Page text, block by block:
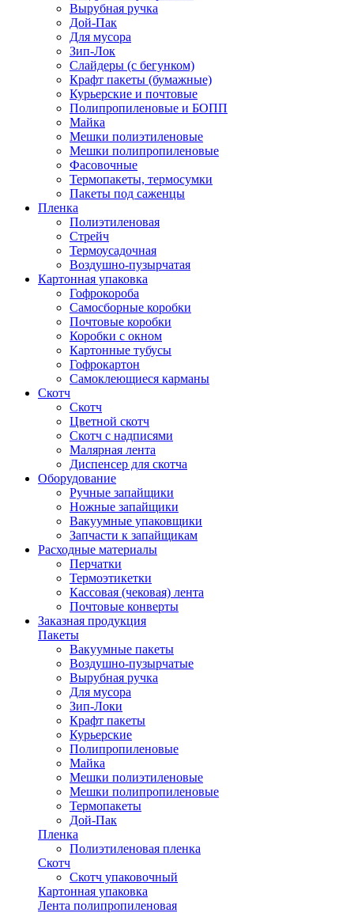
Вырубная ручка
Дой-Пак
Для мусора
Зип-Лок
Слайдеры (с бегунком)
Крафт пакеты (бумажные)
Курьерские и почтовые
Полипропиленовые и БОПП
Майка
Мешки полиэтиленовые
Мешки полипропиленовые
Фасовочные
Термопакеты, термосумки
Пакеты под саженцы
Пленка
Полиэтиленовая
Стрейч
Термоусадочная
Воздушно-пузырчатая
Картонная упаковка
Гофрокороба
Самосборные коробки
Почтовые коробки
Коробки с окном
Картонные тубусы
Гофрокартон
Самоклеющиеся карманы
Скотч
Скотч
Цветной скотч
Скотч с надписями
Малярная лента
Диспенсер для скотча
Оборудование
Ручные запайщики
Ножные запайщики
Вакуумные упаковщики
Запчасти к запайщикам
Расходные материалы
Перчатки
Термоэтикетки
Кассовая (чековая) лента
Почтовые конверты
Заказная продукция
Пакеты
Вакуумные пакеты
Воздушно-пузырчатые
Вырубная ручка
Для мусора
Зип-Локи
Крафт пакеты
Курьерские
Полипропиленовые
Майка
Мешки полиэтиленовые
Мешки полипропиленовые
Термопакеты
Дой-Пак
Пленка
Полиэтиленовая пленка
Скотч
Скотч упаковочный
Картонная упаковка
Лента полипропиленовая